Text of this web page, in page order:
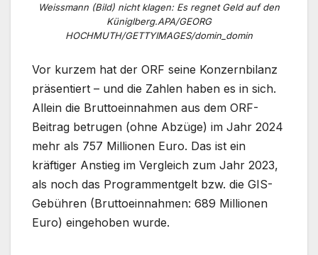
Weissmann (Bild) nicht klagen: Es regnet Geld auf den
Küniglberg.APA/GEORG
HOCHMUTH/GETTYIMAGES/domin_domin
Vor kurzem hat der ORF seine Konzernbilanz
präsentiert – und die Zahlen haben es in sich.
Allein die Bruttoeinnahmen aus dem ORF-
Beitrag betrugen (ohne Abzüge) im Jahr 2024
mehr als 757 Millionen Euro. Das ist ein
kräftiger Anstieg im Vergleich zum Jahr 2023,
als noch das Programmentgelt bzw. die GIS-
Gebühren (Bruttoeinnahmen: 689 Millionen
Euro) eingehoben wurde.